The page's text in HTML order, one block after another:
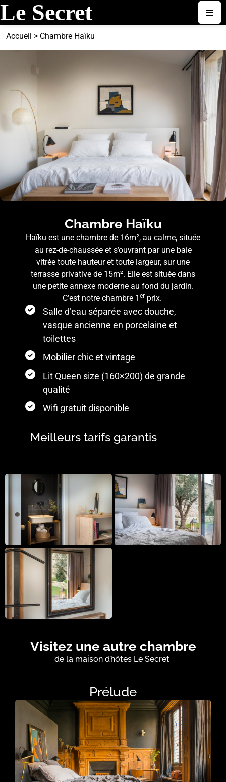
Accueil > Chambre Haïku
Chambre Haïku
Haïku est une chambre de 16m², au calme, située
au rez-de-chaussée et s’ouvrant par une baie
vitrée toute hauteur et toute largeur, sur une
terrasse privative de 15m². Elle est située dans
une petite annexe moderne au fond du jardin.
C’est notre chambre 1 erprix.
Salle d’eau séparée avec douche,
vasque ancienne en porcelaine et
toilettes
Mobilier chic et vintage
Lit Queen size (160×200) de grande
qualité
Wifi gratuit disponible
Meilleurs tarifs garantis
Visitez une autre chambre
de la maison d’hôtes Le Secret
Prélude